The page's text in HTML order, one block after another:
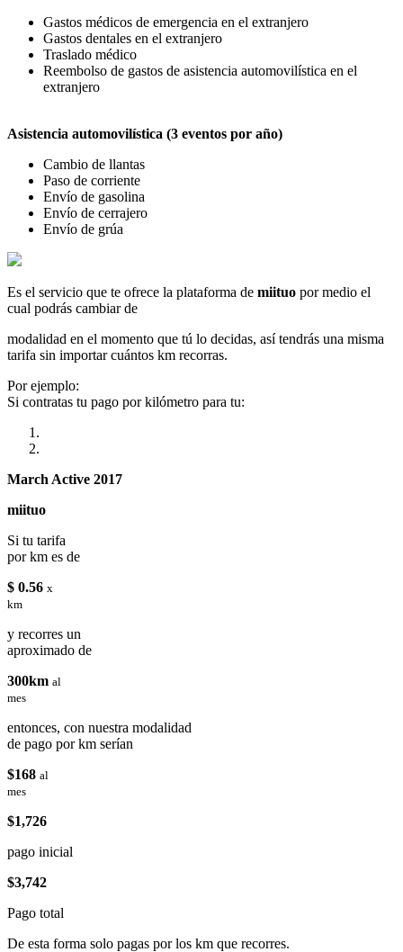
Gastos médicos de emergencia en el extranjero
Gastos dentales en el extranjero
Traslado médico
Reembolso de gastos de asistencia automovilística en el
extranjero
Asistencia automovilística (3 eventos por año)
Cambio de llantas
Paso de corriente
Envío de gasolina
Envío de cerrajero
Envío de grúa
Es el servicio que te ofrece la plataforma de miituo por medio el
cual podrás cambiar de
modalidad en el momento que tú lo decidas, así tendrás una misma
tarifa sin importar cuántos km recorras.
Por ejemplo:
Si contratas tu pago por kilómetro para tu:
March Active 2017
miituo
Si tu tarifa
por km es de
$ 0.56 x
km
y recorres un
aproximado de
300km al
mes
entonces, con nuestra modalidad
de pago por km serían
$168 al
mes
$1,726
pago inicial
$3,742
Pago total
De esta forma solo pagas por los km que recorres.